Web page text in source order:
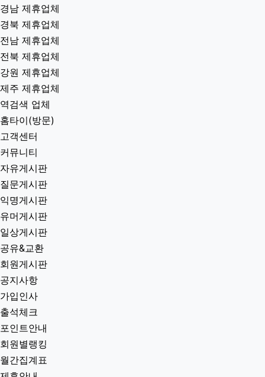
경남 제휴업체
경북 제휴업체
전남 제휴업체
전북 제휴업체
강원 제휴업체
제주 제휴업체
역검색 업체
홈타이(방문)
고객센터
커뮤니티
자유게시판
질문게시판
익명게시판
유머게시판
일상게시판
공유&교환
회원게시판
공지사항
가입인사
출석체크
포인트안내
회원별랭킹
월간집계표